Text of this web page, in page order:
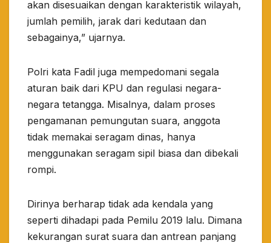
akan disesuaikan dengan karakteristik wilayah,
jumlah pemilih, jarak dari kedutaan dan
sebagainya,” ujarnya.
Polri kata Fadil juga mempedomani segala
aturan baik dari KPU dan regulasi negara-
negara tetangga. Misalnya, dalam proses
pengamanan pemungutan suara, anggota
tidak memakai seragam dinas, hanya
menggunakan seragam sipil biasa dan dibekali
rompi.
Dirinya berharap tidak ada kendala yang
seperti dihadapi pada Pemilu 2019 lalu. Dimana
kekurangan surat suara dan antrean panjang